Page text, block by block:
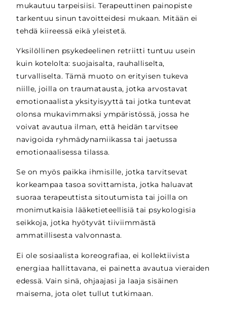
mukautuu tarpeisiisi. Terapeuttinen painopiste
tarkentuu sinun tavoitteidesi mukaan. Mitään ei
tehdä kiireessä eikä yleistetä.
Yksilöllinen psykedeelinen retriitti tuntuu usein
kuin kotelolta: suojaisalta, rauhalliselta,
turvalliselta. Tämä muoto on erityisen tukeva
niille, joilla on traumatausta, jotka arvostavat
emotionaalista yksityisyyttä tai jotka tuntevat
olonsa mukavimmaksi ympäristössä, jossa he
voivat avautua ilman, että heidän tarvitsee
navigoida ryhmädynamiikassa tai jaetussa
emotionaalisessa tilassa.
Se on myös paikka ihmisille, jotka tarvitsevat
korkeampaa tasoa sovittamista, jotka haluavat
suoraa terapeuttista sitoutumista tai joilla on
monimutkaisia lääketieteellisiä tai psykologisia
seikkoja, jotka hyötyvät tiiviimmästä
ammatillisesta valvonnasta.
Ei ole sosiaalista koreografiaa, ei kollektiivista
energiaa hallittavana, ei painetta avautua vieraiden
edessä. Vain sinä, ohjaajasi ja laaja sisäinen
maisema, jota olet tullut tutkimaan.